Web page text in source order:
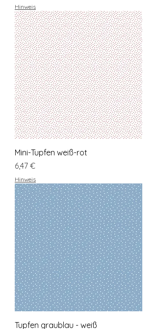
Hinweis
Mini-Tupfen weiß-rot
Preis
6,47 €
Hinweis
Tupfen graublau - weiß